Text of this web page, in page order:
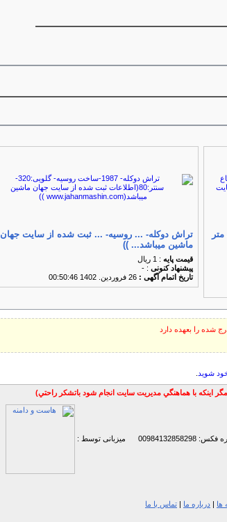
متر
تراش دوکله- ... روسیه- ... ثبت شده از سایت جهان
ماشین میباشد... ))
قیمت پایه : 1 ریال
پیشنهاد كنونی : -
تاریخ اتمام آگهی :
شده را بعهده دارد
شوید
اينكه با هماهنگي مديريت سايت انجام شود باتشكر راحتي)
00984132858298 میزبانی توسط :
ها | درباره ما | تماس با ما